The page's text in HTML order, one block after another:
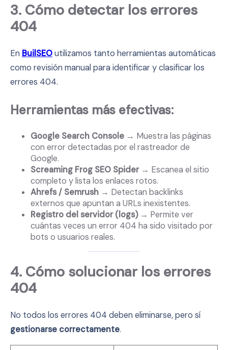
3. Cómo detectar los errores
404
En BuilSEOutilizamos tanto herramientas automáticas
como revisión manual para identificar y clasificar los
errores 404.
Herramientas más efectivas:
Google Search Console → Muestra las páginas
con error detectadas por el rastreador de
Google.
Screaming Frog SEO Spider → Escanea el sitio
completo y lista los enlaces rotos.
Ahrefs / Semrush → Detectan backlinks
externos que apuntan a URLs inexistentes.
Registro del servidor (logs)→ Permite ver
cuántas veces un error 404 ha sido visitado por
bots o usuarios reales.
4. Cómo solucionar los errores
404
No todos los errores 404 deben eliminarse, pero sí
gestionarse correctamente.